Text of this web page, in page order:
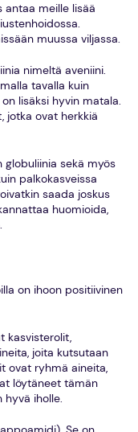
antaa meille lisää
muussa viljassa.
nimeltä aveniini.
tavalla kuin
lisäksi hyvin matala.
jotka ovat herkkiä
globuliinia sekä myös
palkokasveissa
saada joskus
huomioida,
on ihoon positiivinen
kasvisterolit,
joita kutsutaan
ovat ryhmä aineita,
löytäneet tämän
hyvä iholle.